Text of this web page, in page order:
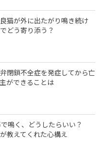
猫が外に出たがり鳴き続け
どう寄り添う？
閉鎖不全症を発症してから亡
ができることは
鳴く、どうしたらいい？
教えてくれた心構え